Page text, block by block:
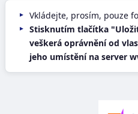
Vkládejte, prosím, pouze
Stisknutím tlačítka
veškerá oprávnění od
jeho umístění na server